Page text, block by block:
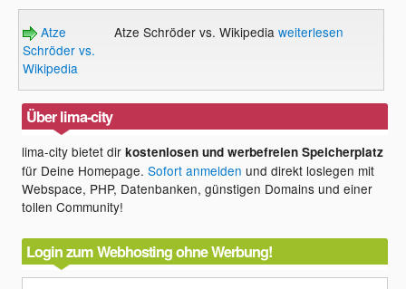
Atze
Schröder vs.
Wikipedia
Atze Schröder vs. Wikipedia weiterlesen
Über lima-city
lima-city bietet dirkostenlosen und werbefreien Speicherplatz
für Deine Homepage.Sofort anmelden und direkt loslegen mit
Webspace, PHP, Datenbanken, günstigen Domains und einer
tollen Community!
Login zum Webhosting ohne Werbung!